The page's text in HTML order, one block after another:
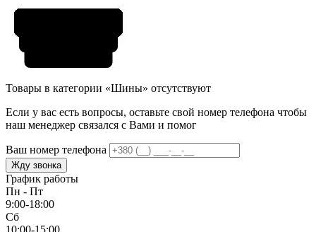
Товары в категории «Шины» отсутствуют
Если у вас есть вопросы, оставьте свой номер телефона чтобы
наш менеджер связался с Вами и помог
Ваш номер телефона
Жду звонка
График работы
Пн - Пт
9:00-18:00
Сб
10:00-15:00